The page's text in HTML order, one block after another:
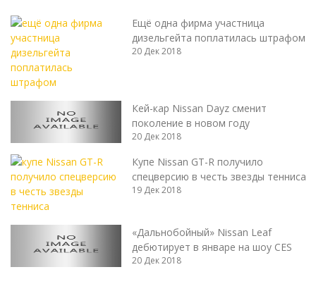
Ещё одна фирма участница
дизельгейта поплатилась штрафом
20 Дек 2018
Кей-кар Nissan Dayz сменит
поколение в новом году
20 Дек 2018
Купе Nissan GT-R получило
спецверсию в честь звезды тенниса
19 Дек 2018
«Дальнобойный» Nissan Leaf
дебютирует в январе на шоу CES
20 Дек 2018